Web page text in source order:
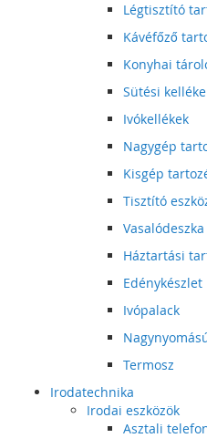
Légtisztító
Kávéfőző
Konyhai
Sütési
Ivókellékek
Nagygép
Kisgép
Tisztító
Vasalódeszka
Háztartási
Edénykészlet
Ivópalack
Termosz
Irodatechnika
Irodai eszközök
Asztali